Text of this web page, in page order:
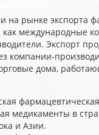
на рынке экспорта
международные
Экспорт
компании-
дома,
медикаменты в
и Азии.